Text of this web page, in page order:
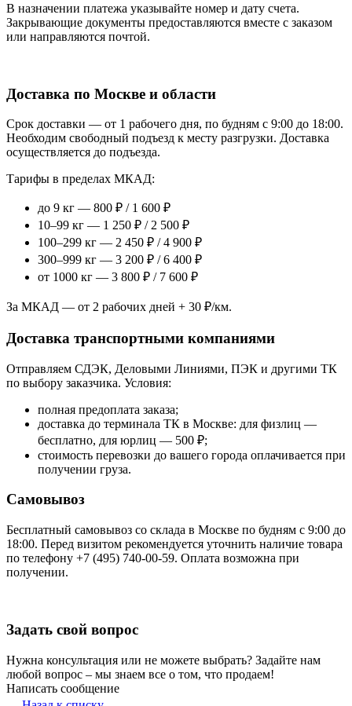
В назначении платежа указывайте номер и дату счета.
Закрывающие документы предоставляются вместе с заказом
или направляются почтой.
Доставка по Москве и области
Срок доставки — от 1 рабочего дня, по будням с 9:00 до 18:00.
Необходим свободный подъезд к месту разгрузки. Доставка
осуществляется до подъезда.
Тарифы в пределах МКАД:
до 9 кг — 800 ₽ / 1 600 ₽
10–99 кг — 1 250 ₽ / 2 500 ₽
100–299 кг — 2 450 ₽ / 4 900 ₽
300–999 кг — 3 200 ₽ / 6 400 ₽
от 1000 кг — 3 800 ₽ / 7 600 ₽
За МКАД — от 2 рабочих дней + 30 ₽/км.
Доставка транспортными компаниями
Отправляем СДЭК, Деловыми Линиями, ПЭК и другими ТК
по выбору заказчика. Условия:
полная предоплата заказа;
доставка до терминала ТК в Москве: для физлиц —
бесплатно, для юрлиц — 500 ₽;
стоимость перевозки до вашего города оплачивается при
получении груза.
Самовывоз
Бесплатный самовывоз со склада в Москве по будням с 9:00 до
18:00. Перед визитом рекомендуется уточнить наличие товара
по телефону +7 (495) 740-00-59. Оплата возможна при
получении.
Задать свой вопрос
Нужна консультация или не можете выбрать? Задайте нам
любой вопрос – мы знаем все о том, что продаем!
Написать сообщение